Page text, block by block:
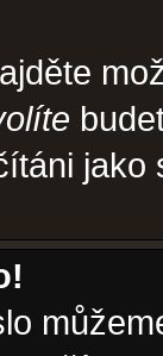
jako